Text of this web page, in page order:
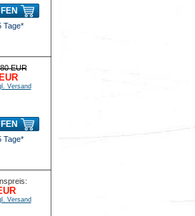
Tage*
EUR
Versand
Tage*
Versand